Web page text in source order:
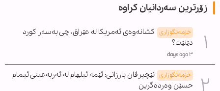
زۆرترین سەردانیان کراوە
خزمەتگوزاری کشانەوەی ئەمریکا لە عێراق، چی بەسەر کورد
دێنێت؟
٣ days ago
خزمەتگوزاری نێچیرڤان بارزانی: ئێمە ئیلهام لە ئەربەعینی ئیمام
حسێن وەردەگرین